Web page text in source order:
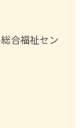
合福祉セン